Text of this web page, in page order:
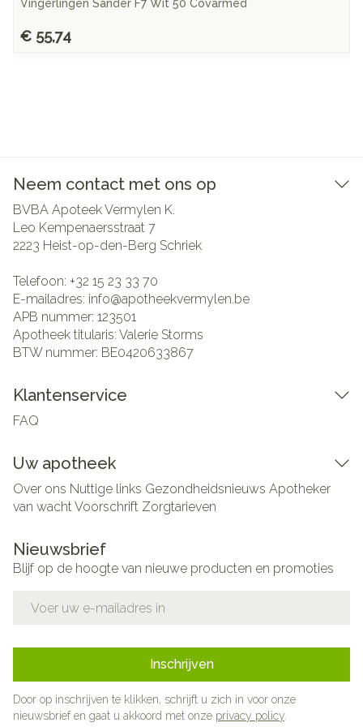
Vingerlingen Sander F7 Wit 50 Covarmed
€ 55,74
Neem contact met ons op
BVBA Apoteek Vermylen K.
Leo Kempenaersstraat 7
2223 Heist-op-den-Berg Schriek
Telefoon: +32 15 23 33 70
E-mailadres: info@apotheekvermylen.be
APB nummer: 123501
Apotheek titularis: Valerie Storms
BTW nummer: BE0420633867
Klantenservice
FAQ
Uw apotheek
Over ons Nuttige links Gezondheidsnieuws Apotheker
van wachtVoorschrift Zorgtarieven
Nieuwsbrief
Blijf op de hoogte van nieuwe producten en promoties
Inschrijven
Door op inschrijven te klikken, schrijft u zich in voor onze
nieuwsbrief en gaat u akkoord met onze privacy policy